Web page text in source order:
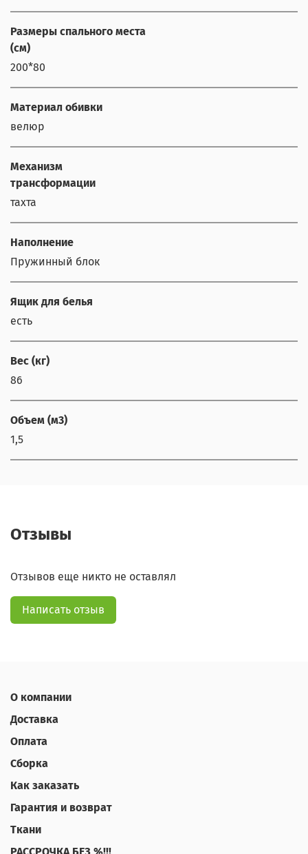
Размеры спального места
(см)
200*80
Материал обивки
велюр
Механизм
трансформации
тахта
Наполнение
Пружинный блок
Ящик для белья
есть
Вес (кг)
86
Объем (м3)
1,5
Отзывы
Отзывов еще никто не оставлял
Написать отзыв
О компании
Доставка
Оплата
Сборка
Как заказать
Гарантия и возврат
Ткани
РАССРОЧКА БЕЗ %!!!